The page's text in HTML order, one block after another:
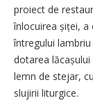
proiect de
înlocuirea șiței, a
întregului
dotarea
lemn de stejar,
slujirii liturgice.